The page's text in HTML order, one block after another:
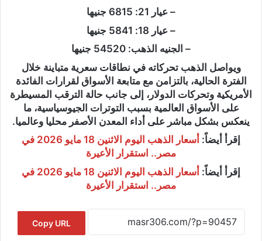
– عيار 21: 6815 جنيها
– عيار 18: 5841 جنيها
– الجنيه الذهب: 54520 جنيها
ويواصل الذهب تحركاته في نطاقات سعرية متباينة خلال
الفترة الحالية، بالتزامن مع متابعة الأسواق لقرارات الفائدة
الأمريكية وتحركات الدولار، إلى جانب حالة الترقب المسيطرة
على الأسواق العالمية بسبب التوترات الجيوسياسية، ما
ينعكس بشكل مباشر على أداء المعدن الأصفر محليا وعالميا.
إقرأ أيضاً:
أسعار الذهب اليوم الاثنين 18 مايو 2026 في
مصر.. استقرار الأعيرة
إقرأ أيضاً:
أسعار الذهب اليوم الاثنين 18 مايو 2026 في
مصر.. استقرار الأعيرة
Copy URL